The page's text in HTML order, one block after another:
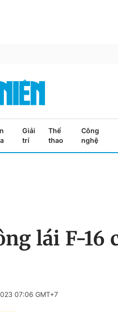
Giải
trí
Thể
thao
Công
nghệ
lái F-16
07:06 GMT+7